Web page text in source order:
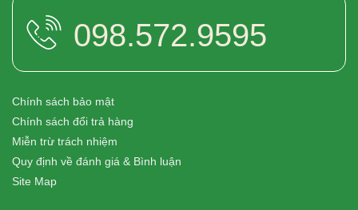
098.572.9595
Chính sách bảo mật
Chính sách đổi trả hàng
Miễn trừ trách nhiệm
Quy định về đánh giá & Bình luận
Site Map